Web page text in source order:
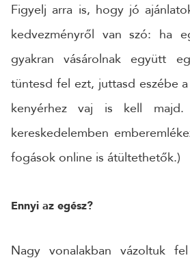
Figyelj arra is, hogy jó
kedvezményről van szó: ha
gyakran vásárolnak együtt
tüntesd fel ezt, juttasd eszébe
kenyérhez vaj is kell
kereskedelemben
fogások online is átültethetők.)
Ennyi az egész?
Nagy vonalakban vázoltuk